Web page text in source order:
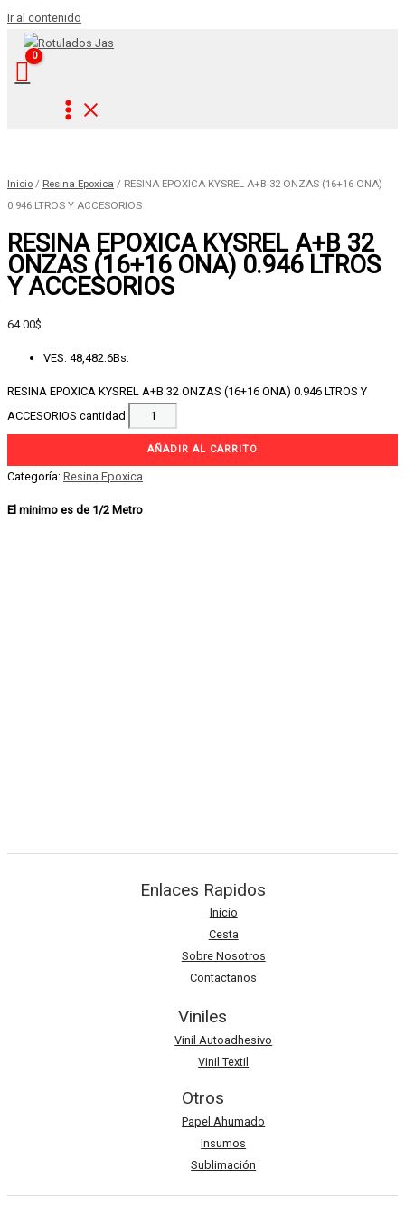
Ir al contenido
Inicio / Resina Epoxica / RESINA EPOXICA KYSREL A+B 32 ONZAS (16+16 ONA)
0.946 LTROS Y ACCESORIOS
RESINA EPOXICA KYSREL A+B 32
ONZAS (16+16 ONA) 0.946 LTROS
Y ACCESORIOS
64.00$
VES: 48,482.6Bs.
RESINA EPOXICA KYSREL A+B 32 ONZAS (16+16 ONA) 0.946 LTROS Y
ACCESORIOS cantidad
AÑADIR AL CARRITO
Categoría: Resina Epoxica
El minimo es de 1/2 Metro
Enlaces Rapidos
Inicio
Cesta
Sobre Nosotros
Contactanos
Viniles
Vinil Autoadhesivo
Vinil Textil
Otros
Papel Ahumado
Insumos
Sublimación